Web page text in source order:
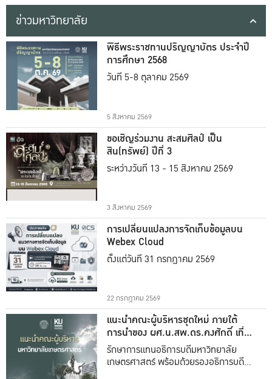
ข่าวมหาวิทยาลัย
พิธีพระราชทานปริญญาบัตร ประจำปี
การศึกษา 2568
วันที่ 5-8 ตุลาคม 2569
5 สิงหาคม 2569
ขอเชิญร่วมงาน สะสมศิลป์ เป็น
สิน(ทรัพย์) ปีที่ 3
ระหว่างวันที่ 13 - 15 สิงหาคม 2569
3 สิงหาคม 2569
การเปลี่ยนแปลงการจัดเก็บข้อมูลบน
Webex Cloud
ตั้งแต่วันที่ 31 กรกฎาคม 2569
22 กรกฎาคม 2569
แนะนำคณะผู้บริหารชุดใหม่ ภายใต้
การนำของ ผศ.น.สพ.ดร.คงศักดิ์ เที่ยง
ธรรม
รักษาการแทนอธิการบดีมหาวิทยาลัย
เกษตรศาสตร์ พร้อมด้วยรองอธิการบดีทั้ง